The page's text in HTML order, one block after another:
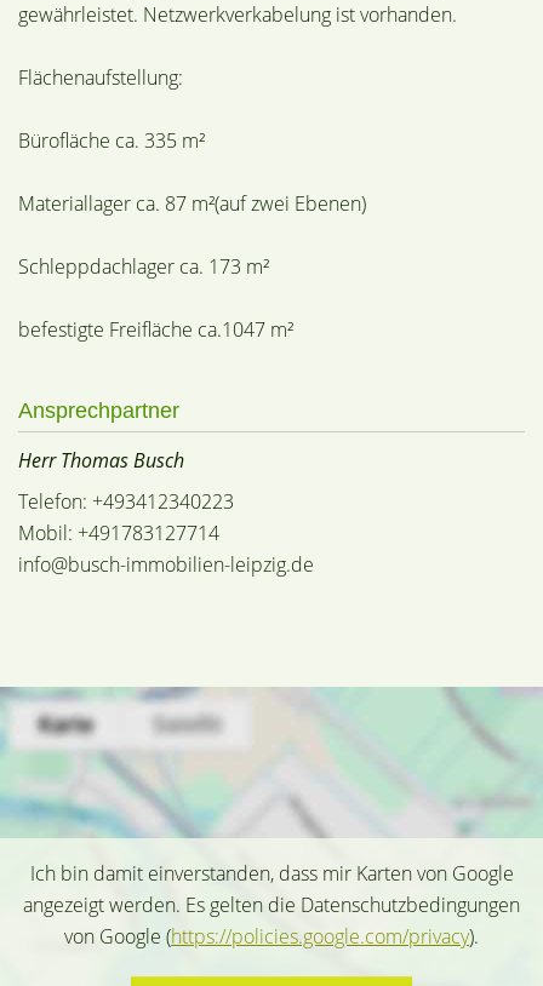
gewährleistet. Netzwerkverkabelung ist vorhanden.
Flächenaufstellung:
Bürofläche ca. 335 m²
Materiallager ca. 87 m²(auf zwei Ebenen)
Schleppdachlager ca. 173 m²
befestigte Freifläche ca.1047 m²
Ansprechpartner
Herr Thomas Busch
Telefon: +493412340223
Mobil: +491783127714
info@busch-immobilien-leipzig.de
Ich bin damit einverstanden, dass mir Karten von Google
angezeigt werden. Es gelten die Datenschutzbedingungen
von Google (https://policies.google.com/privacy).